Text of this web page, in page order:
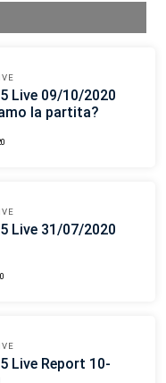
Live 09/10/2020
la partita?
Live 31/07/2020
Live Report 10-